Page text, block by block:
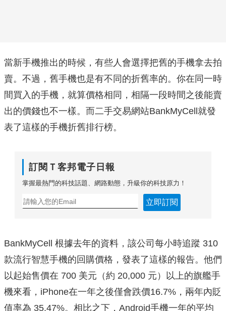
當新手機推出的時候，有些人會選擇把舊的手機拿去拍
賣。不過，舊手機也是有不同的折舊率的。你在同一時
間買入的手機，就算價格相同，相隔一段時間之後能賣
出的價錢也不一樣。而二手交易網站BankMyCell就發
表了這樣的手機折舊排行榜。
訂閱Ｔ客邦電子日報
掌握最熱門的科技話題、網路動態，升級你的科技原力！
立即訂閱
BankMyCell 根據去年的資料，該公司每小時追蹤 310
款流行智慧手機的回購價格，發表了這樣的報告。他們
以起始售價在 700 美元（約 20,000 元）以上的旗艦手
機來看，iPhone在一年之後僅會跌價16.7%，兩年內貶
值率為 35.47%。相比之下，Android手機一年的平均